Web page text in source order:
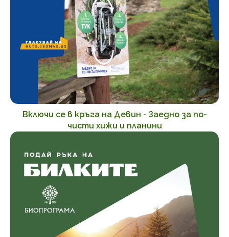
Включи се в кръга на Девин - Заедно за по-
чисти хижи и планини